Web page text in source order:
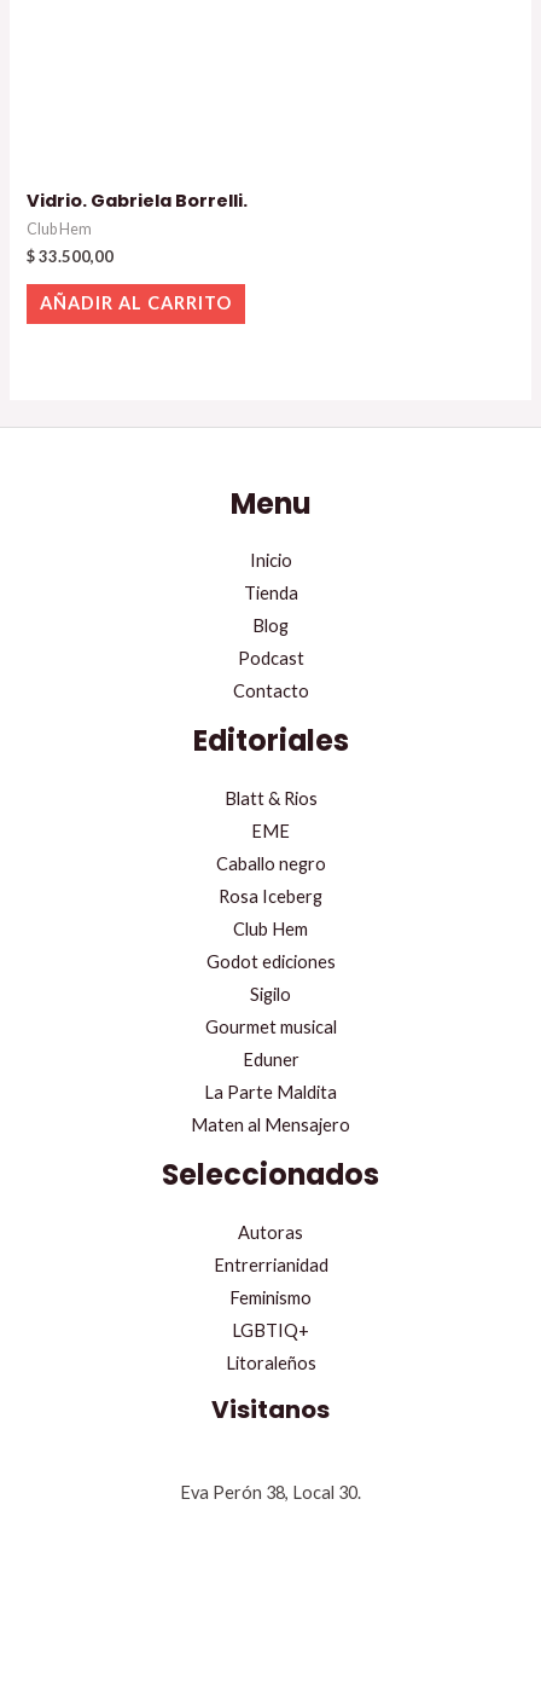
Vidrio. Gabriela Borrelli.
Club Hem
$33.500,00
AÑADIR AL CARRITO
Menu
Inicio
Tienda
Blog
Podcast
Contacto
Editoriales
Blatt & Rios
EME
Caballo negro
Rosa Iceberg
Club Hem
Godot ediciones
Sigilo
Gourmet musical
Eduner
La Parte Maldita
Maten al Mensajero
Seleccionados
Autoras
Entrerrianidad
Feminismo
LGBTIQ+
Litoraleños
Visitanos
Eva Perón 38, Local 30.